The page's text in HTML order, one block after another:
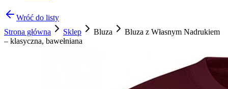
Wróć do listy
Strona główna
Sklep Bluza
Bluza z Własnym Nadrukiem
– klasyczna, bawełniana